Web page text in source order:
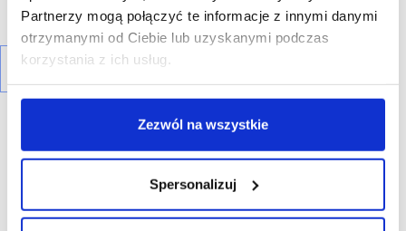
Partnerzy mogą połączyć te informacje z innymi danymi
otrzymanymi od Ciebie lub uzyskanymi podczas
korzystania z ich usług.
Zezwól na wszystkie
Spersonalizuj